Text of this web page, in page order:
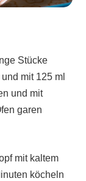
Stücke
mit 125 ml
und mit
garen
mit kaltem
köcheln